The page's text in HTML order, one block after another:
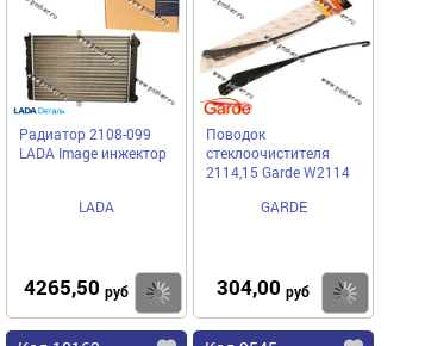
Радиатор 2108-099
LADA Image инжектор
LADA
4265,50 руб Купить
Поводок
стеклоочистителя
2114,15 Garde W2114
GARDE
304,00 руб